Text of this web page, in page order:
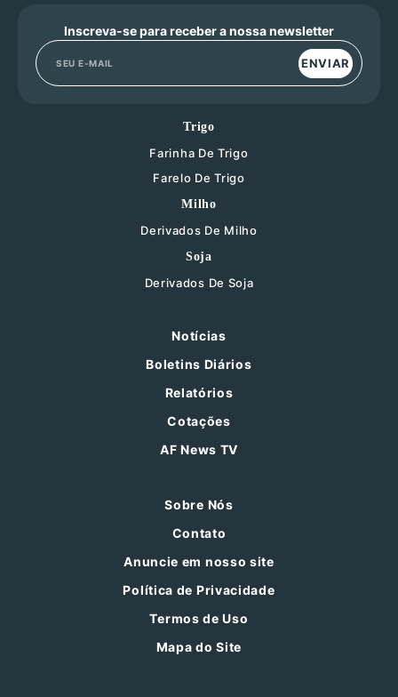
Inscreva-se para receber a nossa newsletter
ENVIAR
Trigo
Farinha De Trigo
Farelo De Trigo
Milho
Derivados De Milho
Soja
Derivados De Soja
Notícias
Boletins Diários
Relatórios
Cotações
AF News TV
Sobre Nós
Contato
Anuncie em nosso site
Política de Privacidade
Termos de Uso
Mapa do Site